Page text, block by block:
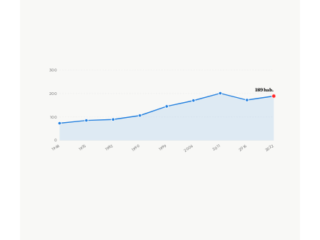
0
100
200
300
1968 1975 1982 1990 1999 2006 2011 2016 2022
189 hab.